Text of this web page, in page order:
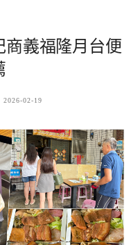
商義福隆月台便
2026-02-19